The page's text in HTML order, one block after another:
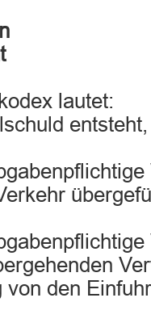
lautet:
entsteht,
den